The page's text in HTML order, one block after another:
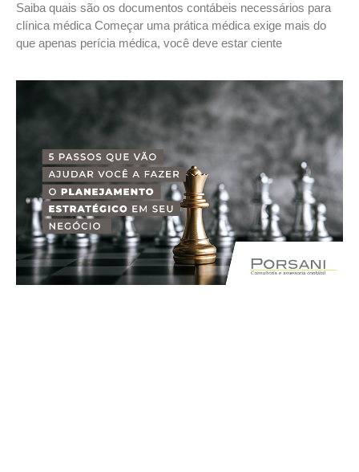
Saiba quais são os documentos contábeis necessários para
clínica médica Começar uma prática médica exige mais do
que apenas perícia médica, você deve estar ciente